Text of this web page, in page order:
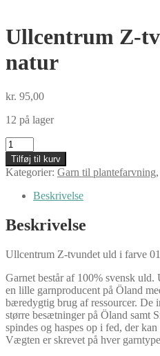
Ullcentrum Z-
natur
kr. 95,00
12 på lager
Ullcentrum
Z-
tvundet,
0101
natur
Tilføj til kurv
Kategorier: Garn til plantefarvning,
Beskrivelse
Beskrivelse
Ullcentrum Z-tvundet uld i farve
Garnet består af 100% svensk
en lille garnproducent på Öland
bæredygtig brug af ressourcer. De
større besætninger på Öland samt
spindes og haspes op i fed, der
Vægten er skrevet på hver